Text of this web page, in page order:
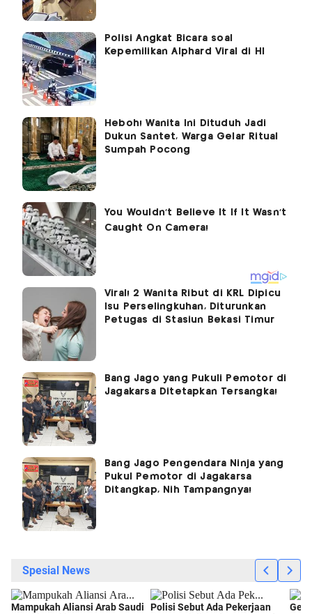
Polisi Angkat Bicara soal
Kepemilikan Alphard Viral di HI
Heboh! Wanita Ini Dituduh Jadi
Dukun Santet, Warga Gelar Ritual
Sumpah Pocong
Viral! 2 Wanita Ribut di KRL Dipicu
Isu Perselingkuhan, Diturunkan
Petugas di Stasiun Bekasi Timur
Bang Jago yang Pukuli Pemotor di
Jagakarsa Ditetapkan Tersangka!
Bang Jago Pengendara Ninja yang
Pukul Pemotor di Jagakarsa
Ditangkap, Nih Tampangnya!